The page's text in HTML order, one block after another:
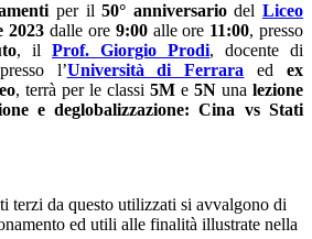
per il50° anniversariodel Liceo
2023 dalle ore 9:00alle ore 11:00, presso
, il Prof. Giorgio Prodi, docente di
l’Università di Ferrara edex
, terrà per le classi 5M e 5N una lezione
e deglobalizzazione: Cina vs Stati
terzi da questo utilizzati si avvalgono di
ed utili alle finalità illustrate nella